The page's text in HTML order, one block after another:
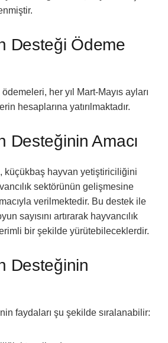
Desteği Ödeme
her yıl Mart-Mayıs ayları
hesaplarına yatırılmaktadır.
Desteğinin Amacı
küçükbaş hayvan yetiştiriciliğini
sektörünün gelişmesine
verilmektedir. Bu destek ile
sayısını artırarak hayvancılık
bir şekilde yürütebileceklerdir.
Desteğinin
faydaları şu şekilde sıralanabilir: